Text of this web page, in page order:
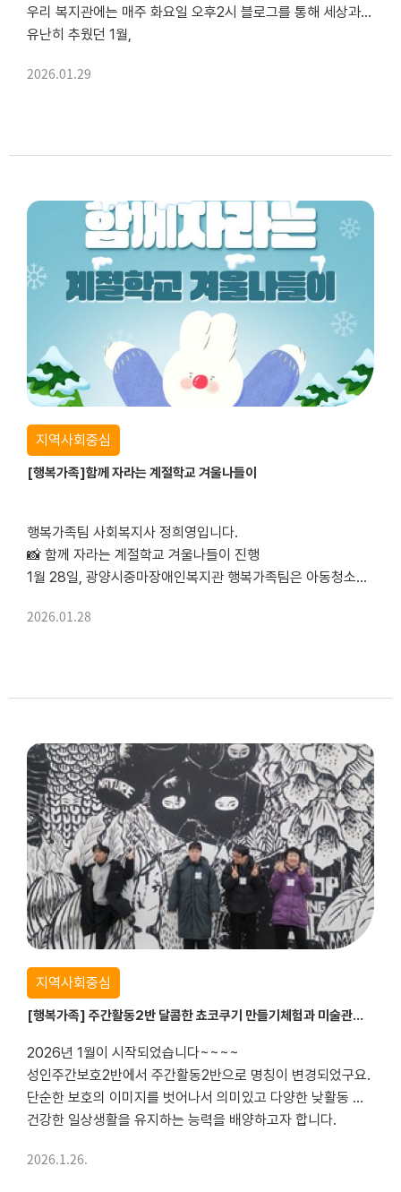
우리 복지관에는 매주 화요일 오후2시 블로그를 통해 세상과 소통하는 "함께쓰는블로그"동아리가 있습니다.
유난히 추웠던 1월,
그 이야기를 전해드립니다.
2026.01.29
지역사회중심
[행복가족]함께 자라는 계절학교 겨울나들이
행복가족팀 사회복지사 정희영입니다.
📸 함께 자라는 계절학교 겨울나들이 진행
1월 28일, 광양시중마장애인복지관 행복가족팀은 아동청소년지원사업의 일환으로
이날 아이들은 삼무루지새싹삼 농원에 도착하여
2026.01.28
지역사회중심
[행복가족] 주간활동2반 달콤한 쵸코쿠기 만들기체험과 미술관을 다녀왔어요
2026년 1월이 시작되었습니다~~~~
성인주간보호2반에서 주간활동2반으로 명칭이 변경되었구요.
단순한 보호의 이미지를 벗어나서 의미있고 다양한 낮활동 프로그램을 진행하여 이용자들의 역동적이며 평범한 하루하루가 쌓여서
건강한 일상생활을 유지하는 능력을 배양하고자 합니다.
2026.1.26.